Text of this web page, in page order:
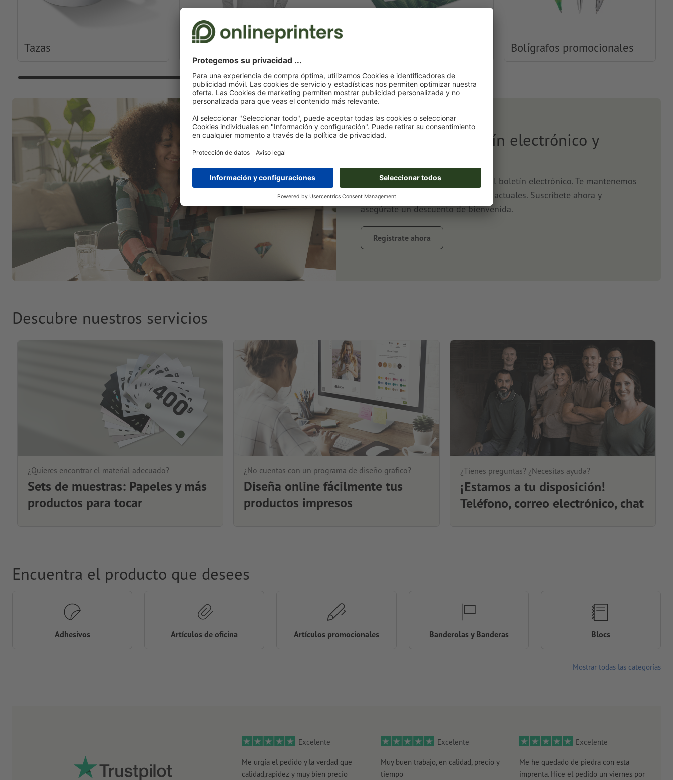
Tazas Ropa y textiles Bolígrafos promocionales
Suscríbete al boletín electrónico y
Siempre bien informado, gracias al boletín electrónico. Te mantenemos
al tanto de promociones y ofertas actuales. Suscríbete ahora y
asegúrate un descuento de bienvenida.
Regístrate ahora
Descubre nuestros servicios
¿Quieres encontrar el material adecuado?
Sets de muestras: Papeles y más
productos para tocar
¿No cuentas con un programa de diseño gráfico?
Diseña online fácilmente tus
productos impresos
¿Tienes preguntas? ¿Necesitas ayuda?
¡Estamos a tu disposición!
Teléfono, correo electrónico, chat
Excelente
Me urgía el pedido y la verdad que
calidad,rapidez y muy bien precio
Excelente
Muy buen trabajo, en calidad, precio y
tiempo
Excelente
Me he quedado de piedra con esta
imprenta. Hice el pedido un viernes por
Encuentra el producto que desees
Adhesivos Artículos de oficina Artículos promocionales Banderolas y Banderas Blocs
Mostrar todas las categorías